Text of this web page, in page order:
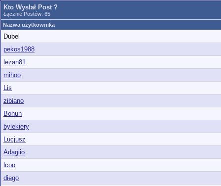
Kto Wysłał Post ?
Łącznie Postów: 65
Nazwa użytkownika
Dubel
pekos1988
lezan81
mihoo
Lis
zibiano
Bohun
bylekiery
Lucjusz
Adagiio
lcoo
diego